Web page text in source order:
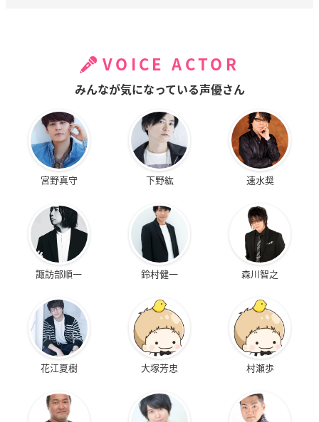
VOICE ACTOR
みんなが気になっている声優さん
宮野真守 下野紘 速水奨
諏訪部順一 鈴村健一 森川智之
花江夏樹 大塚芳忠 村瀬歩